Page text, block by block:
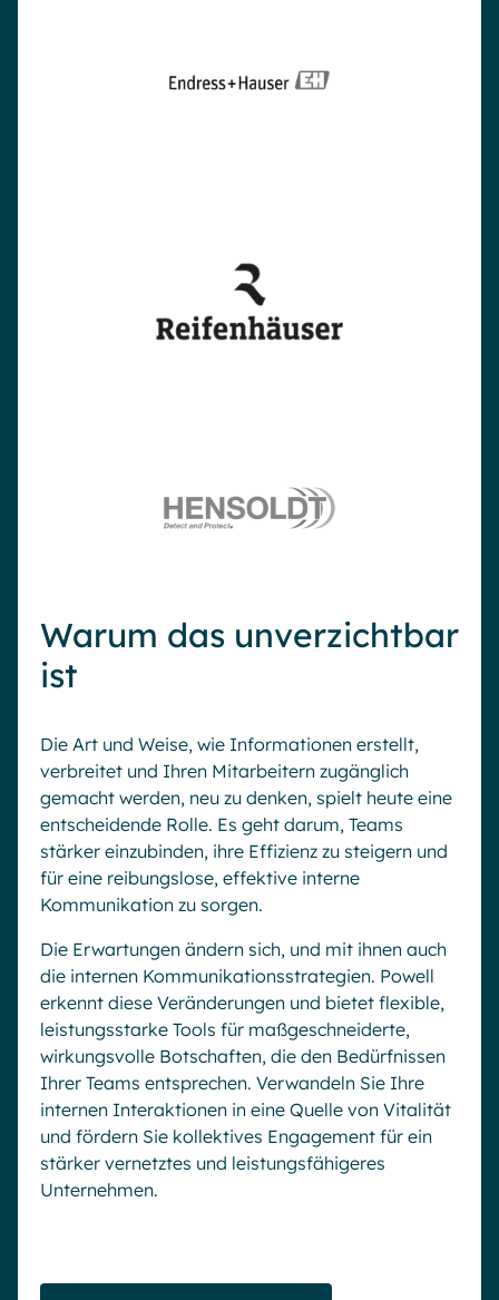
Warum das unverzichtbar
ist
Die Art und Weise, wie Informationen erstellt,
verbreitet und Ihren Mitarbeitern zugänglich
gemacht werden, neu zu denken, spielt heute eine
entscheidende Rolle. Es geht darum, Teams
stärker einzubinden, ihre Effizienz zu steigern und
für eine reibungslose, effektive interne
Kommunikation zu sorgen.
Die Erwartungen ändern sich, und mit ihnen auch
die internen Kommunikationsstrategien. Powell
erkennt diese Veränderungen und bietet flexible,
leistungsstarke Tools für maßgeschneiderte,
wirkungsvolle Botschaften, die den Bedürfnissen
Ihrer Teams entsprechen. Verwandeln Sie Ihre
internen Interaktionen in eine Quelle von Vitalität
und fördern Sie kollektives Engagement für ein
stärker vernetztes und leistungsfähigeres
Unternehmen.